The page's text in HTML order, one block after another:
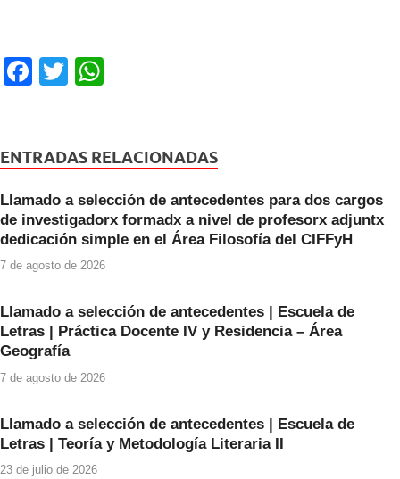
F
e
o
o
k
T
er s
p
p
ENTRADAS RELACIONADAS
Llamado a selección de antecedentes para dos cargos
de investigadorx formadx a nivel de profesorx adjuntx
dedicación simple en el Área Filosofía del CIFFyH
7 de agosto de 2026
Llamado a selección de antecedentes | Escuela de
Letras | Práctica Docente IV y Residencia – Área
Geografía
7 de agosto de 2026
Llamado a selección de antecedentes | Escuela de
Letras | Teoría y Metodología Literaria II
23 de julio de 2026